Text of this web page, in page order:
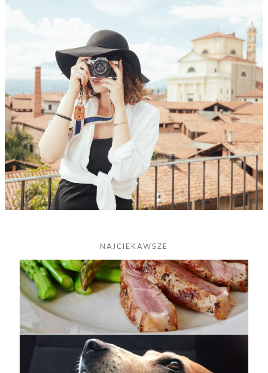
NAJCIEKAWSZE